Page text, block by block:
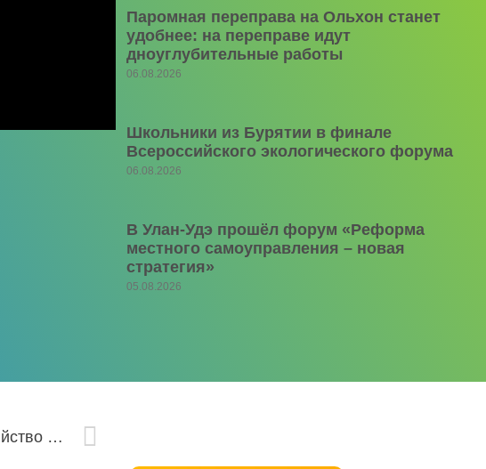
Паромная переправа на Ольхон станет
удобнее: на переправе идут
дноуглубительные работы
06.08.2026
Школьники из Бурятии в финале
Всероссийского экологического форума
06.08.2026
В Улан-Удэ прошёл форум «Реформа
местного самоуправления – новая
стратегия»
05.08.2026
В Улан-Удэ педофил совершил самоубийство в СИЗО